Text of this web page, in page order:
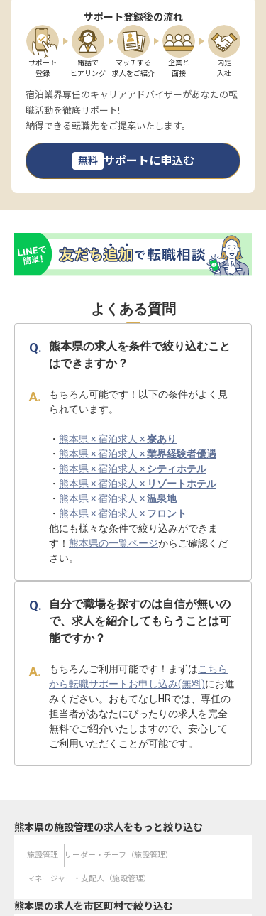
サポート登録後の流れ
サポート
登録
電話で
ヒアリング
マッチする
求人をご紹介
企業と
面接
内定
入社
宿泊業界専任のキャリアアドバイザーがあなたの転
職活動を徹底サポート!
納得できる転職先をご提案いたします。
無料 サポートに申込む
よくある質問
熊本県の求人を条件で絞り込むこと
はできますか？
もちろん可能です！以下の条件がよく見
られています。
・ 熊本県 × 宿泊求人 ×寮あり
・ 熊本県 × 宿泊求人 ×業界経験者優遇
・ 熊本県 × 宿泊求人 × シティホテル
・ 熊本県 × 宿泊求人 × リゾートホテル
・ 熊本県 × 宿泊求人 ×温泉地
・ 熊本県 × 宿泊求人 × フロント
他にも様々な条件で絞り込みができま
す！ 熊本県の一覧ページからご確認くだ
さい。
自分で職場を探すのは自信が無いの
で、求人を紹介してもらうことは可
能ですか？
もちろんご利用可能です！まずはこちら
から転職サポートお申し込み(無料)にお進
みください。おもてなしHRでは、専任の
担当者があなたにぴったりの求人を完全
無料でご紹介いたしますので、安心して
ご利用いただくことが可能です。
熊本県の施設管理の求人をもっと絞り込む
施設管理 リーダー・チーフ（施設管理）
マネージャー・支配人（施設管理）
熊本県の求人を市区町村で絞り込む